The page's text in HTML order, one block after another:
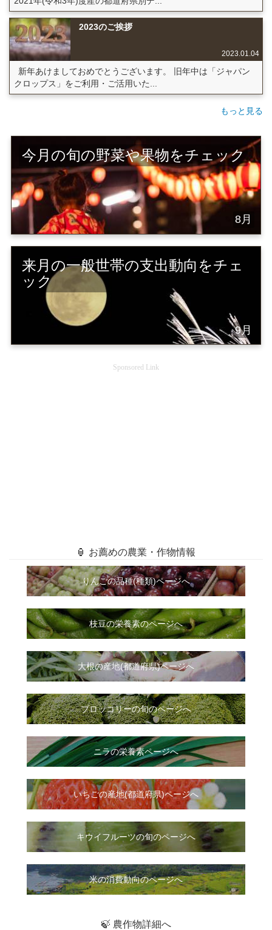
2023のご挨拶
2023.01.04
新年あけましておめでとうございます。 旧年中は「ジャパン
クロップス」をご利用・ご活用いた...
もっと見る
今月の旬の野菜や果物をチェック
8月
来月の一般世帯の支出動向をチェ
ック
9月
Sponsored Link
🏮 お薦めの農業・作物情報
りんごの品種(種類)ページへ
枝豆の栄養素のページへ
大根の産地(都道府県)ページへ
ブロッコリーの旬のページへ
ニラの栄養素ページへ
いちごの産地(都道府県)ページへ
キウイフルーツの旬のページへ
米の消費動向のページへ
🍃 農作物詳細へ